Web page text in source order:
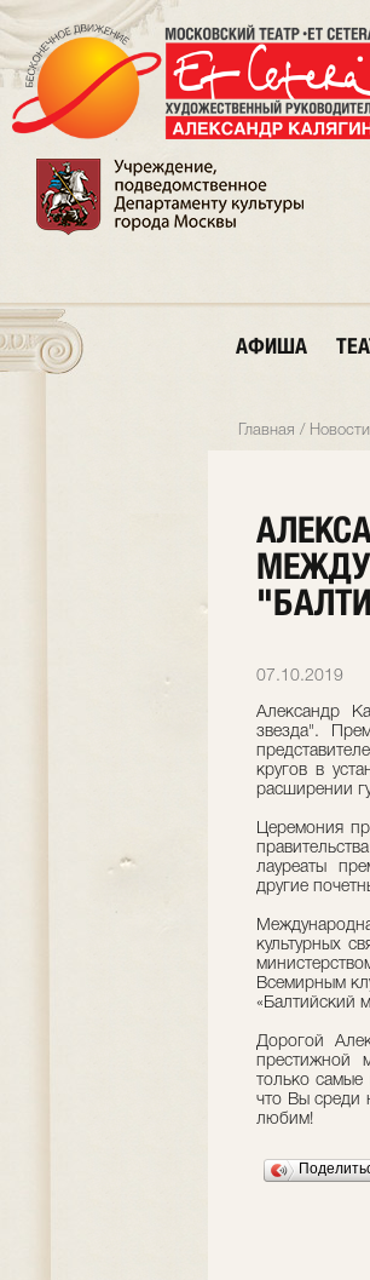
АФИША
Главная / Новости
07.10.2019
Александр
звезда".
кругов в
расширении
Церемония
лауреаты
другие
культурных
Всемирным
«Балтийский
Дорогой
престижной
только самые
что Вы среди
любим!